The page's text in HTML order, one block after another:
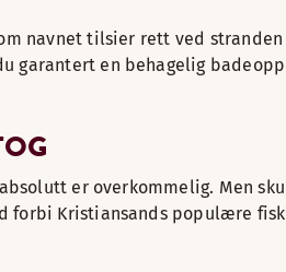
navnet tilsier rett ved
en behagelig
er overkommelig. Men
forbi Kristiansands populære